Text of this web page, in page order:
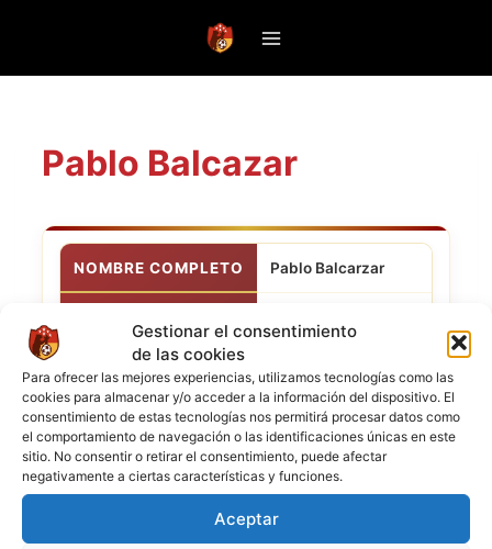
Gestionar el consentimiento
de las cookies
Para ofrecer las mejores experiencias, utilizamos tecnologías como las
cookies para almacenar y/o acceder a la información del dispositivo. El
consentimiento de estas tecnologías nos permitirá procesar datos como
el comportamiento de navegación o las identificaciones únicas en este
sitio. No consentir o retirar el consentimiento, puede afectar
negativamente a ciertas características y funciones.
Aceptar
Pablo Balcazar
NOMBRE COMPLETO Pablo Balcarzar
CLUB ACTUAL F.C Diabolicos
NACIONALIDAD